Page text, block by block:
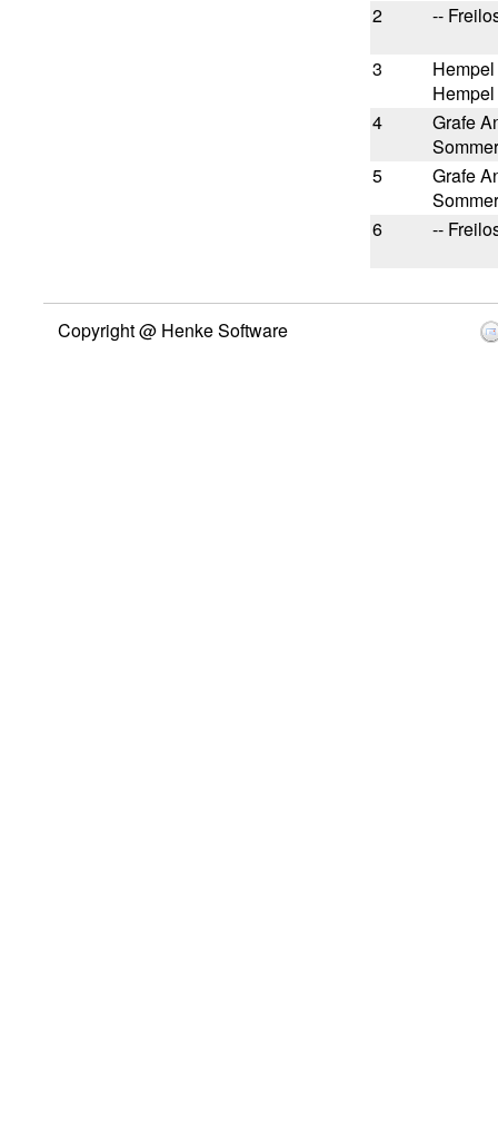
2
--
3
4
Grafe
5
Grafe
6
--
Copyright @ Henke Software